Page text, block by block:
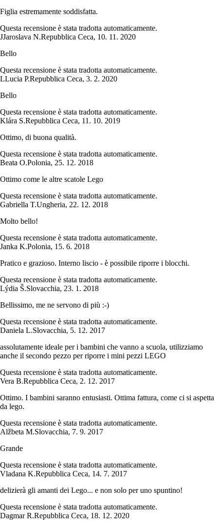
Figlia estremamente soddisfatta.
Questa recensione è stata tradotta automaticamente.
JJaroslava N.Repubblica Ceca, 10. 11. 2020
Bello
Questa recensione è stata tradotta automaticamente.
LLucia P.Repubblica Ceca, 3. 2. 2020
Bello
Questa recensione è stata tradotta automaticamente.
Klára S.Repubblica Ceca, 11. 10. 2019
Ottimo, di buona qualità.
Questa recensione è stata tradotta automaticamente.
Beata O.Polonia, 25. 12. 2018
Ottimo come le altre scatole Lego
Questa recensione è stata tradotta automaticamente.
Gabriella T.Ungheria, 22. 12. 2018
Molto bello!
Questa recensione è stata tradotta automaticamente.
Janka K.Polonia, 15. 6. 2018
Pratico e grazioso. Interno liscio - è possibile riporre i blocchi.
Questa recensione è stata tradotta automaticamente.
Lýdia Š.Slovacchia, 23. 1. 2018
Bellissimo, me ne servono di più :-)
Questa recensione è stata tradotta automaticamente.
Daniela L.Slovacchia, 5. 12. 2017
assolutamente ideale per i bambini che vanno a scuola, utilizziamo
anche il secondo pezzo per riporre i mini pezzi LEGO
Questa recensione è stata tradotta automaticamente.
Vera B.Repubblica Ceca, 2. 12. 2017
Ottimo. I bambini saranno entusiasti. Ottima fattura, come ci si aspetta
da lego.
Questa recensione è stata tradotta automaticamente.
Alžbeta M.Slovacchia, 7. 9. 2017
Grande
Questa recensione è stata tradotta automaticamente.
Vladana K.Repubblica Ceca, 14. 7. 2017
delizierà gli amanti dei Lego... e non solo per uno spuntino!
Questa recensione è stata tradotta automaticamente.
Dagmar R.Repubblica Ceca, 18. 12. 2020